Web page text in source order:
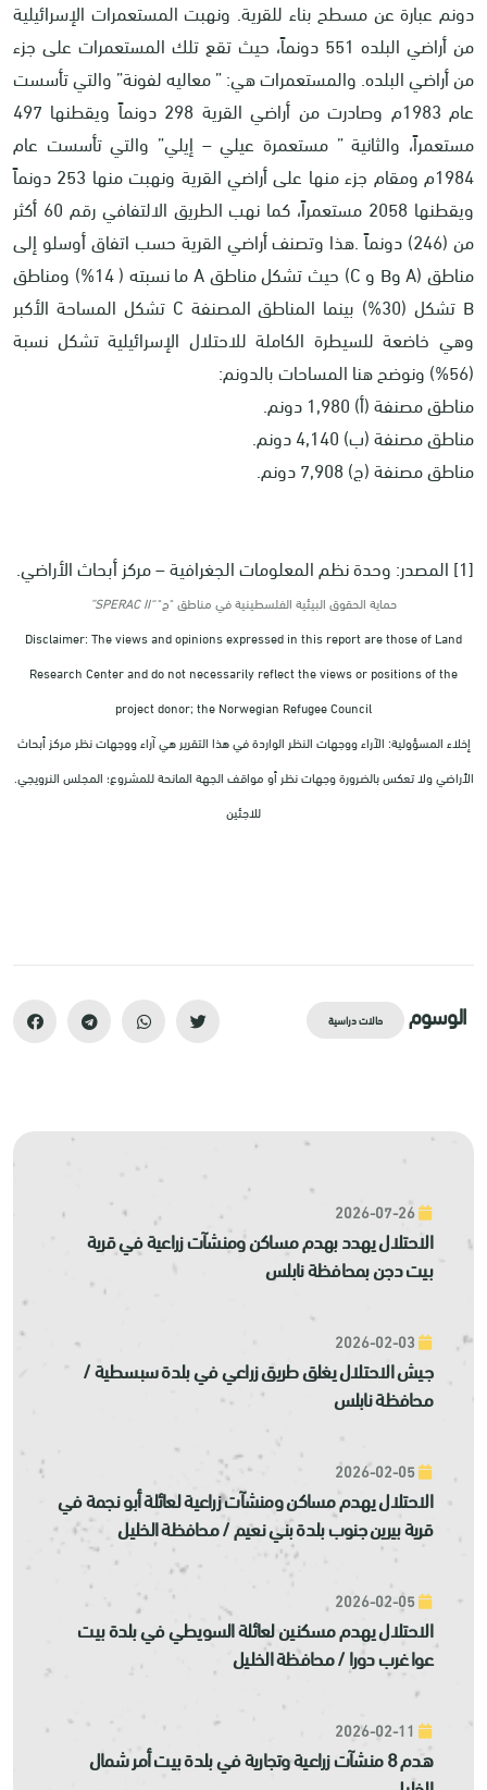
دونم عبارة عن مسطح بناء للقرية. ونهبت المستعمرات الإسرائيلية
من أراضي البلده 551 دونماً، حيث تقع تلك المستعمرات على جزء
من أراضي البلده. والمستعمرات هي: ” معاليه لفونة” والتي تأسست
عام 1983م وصادرت من أراضي القرية 298 دونماً ويقطنها 497
مستعمراً، والثانية ” مستعمرة عيلي – إيلي” والتي تأسست عام
1984م ومقام جزء منها على أراضي القرية ونهبت منها 253 دونماً
ويقطنها 2058 مستعمراً، كما نهب الطريق الالتفافي رقم 60 أكثر
من (246) دونماً .هذا وتصنف أراضي القرية حسب اتفاق أوسلو إلى
مناطق (A وB و C) حيث تشكل مناطق A ما نسبته ( 14%) ومناطق
B تشكل (30%) بينما المناطق المصنفة C تشكل المساحة الأكبر
وهي خاضعة للسيطرة الكاملة للاحتلال الإسرائيلية تشكل نسبة
(56%) ونوضح هنا المساحات بالدونم:
مناطق مصنفة (أ) 1,980 دونم.
مناطق مصنفة (ب) 4,140 دونم.
مناطق مصنفة (ج) 7,908 دونم.
[1] المصدر: وحدة نظم المعلومات الجغرافية – مركز أبحاث الأراضي.
حماية الحقوق البيئية الفلسطينية في مناطق "ج"“SPERAC II”
Disclaimer: The views and opinions expressed in this report are those of Land
Research Center and do not necessarily reflect the views or positions of the
project donor; the Norwegian Refugee Council
إخلاء المسؤولية: الآراء ووجهات النظر الواردة في هذا التقرير هي آراء ووجهات نظر مركز أبحاث
الأراضي ولا تعكس بالضرورة وجهات نظر أو مواقف الجهة المانحة للمشروع؛ المجلس النرويجي.
للاجئين
الوسوم حالات دراسية
الاحتلال يهدد بهدم مساكن ومنشآت زراعية في قرية
بيت دجن بمحافظة نابلس
جيش الاحتلال يغلق طريق زراعي في بلدة سبسطية /
محافظة نابلس
الاحتلال يهدم مساكن ومنشآت زراعية لعائلة أبو نجمة في
قرية بيرين جنوب بلدة بني نعيم / محافظة الخليل
الاحتلال يهدم مسكنين لعائلة السويطي في بلدة بيت
عوا غرب دورا / محافظة الخليل
هدم 8 منشآت زراعية وتجارية في بلدة بيت أمر شمال